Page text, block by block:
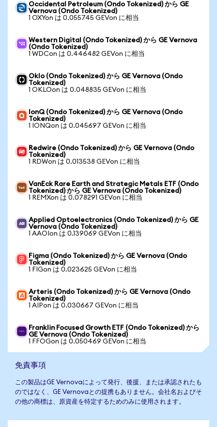
Occidental Petroleum (Ondo Tokenized) から GE
Vernova (Ondo Tokenized)
1 OXYon は 0.055745 GEVon に相当
Western Digital (Ondo Tokenized) から GE Vernova
(Ondo Tokenized)
1 WDCon は 0.446482 GEVon に相当
Oklo (Ondo Tokenized) から GE Vernova (Ondo
Tokenized)
1 OKLOon は 0.048835 GEVon に相当
IonQ (Ondo Tokenized) から GE Vernova (Ondo
Tokenized)
1 IONQon は 0.045697 GEVon に相当
Redwire (Ondo Tokenized) から GE Vernova (Ondo
Tokenized)
1 RDWon は 0.013538 GEVon に相当
VanEck Rare Earth and Strategic Metals ETF (Ondo
Tokenized) から GE Vernova (Ondo Tokenized)
1 REMXon は 0.078291 GEVon に相当
Applied Optoelectronics (Ondo Tokenized) から GE
Vernova (Ondo Tokenized)
1 AAOIon は 0.139069 GEVon に相当
Figma (Ondo Tokenized) から GE Vernova (Ondo
Tokenized)
1 FIGon は 0.023625 GEVon に相当
Arteris (Ondo Tokenized) から GE Vernova (Ondo
Tokenized)
1 AIPon は 0.030667 GEVon に相当
Franklin Focused Growth ETF (Ondo Tokenized) から
GE Vernova (Ondo Tokenized)
1 FFOGon は 0.050469 GEVon に相当
免責事項
この製品はGE Vernovaによって発行、後援、または承認されたも
のではなく、GE Vernovaとの提携もありません。会社名およびそ
の他の商標は、原資産を特定するためのみに使用されます。